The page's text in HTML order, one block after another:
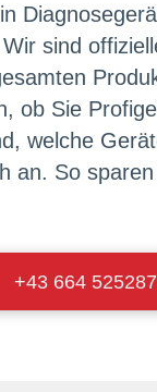
sind
ob Sie
welche
an. So
+43 664